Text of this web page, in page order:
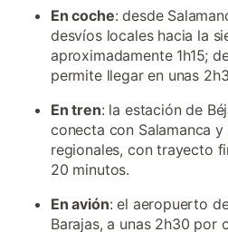
En coche: desde
desvíos locales hacia la
aproximadamente 1h15;
permite llegar en unas
En tren: la estación de
conecta con Salamanca
regionales, con trayecto
20 minutos.
En avión: el aeropuerto
Barajas, a unas 2h30 por